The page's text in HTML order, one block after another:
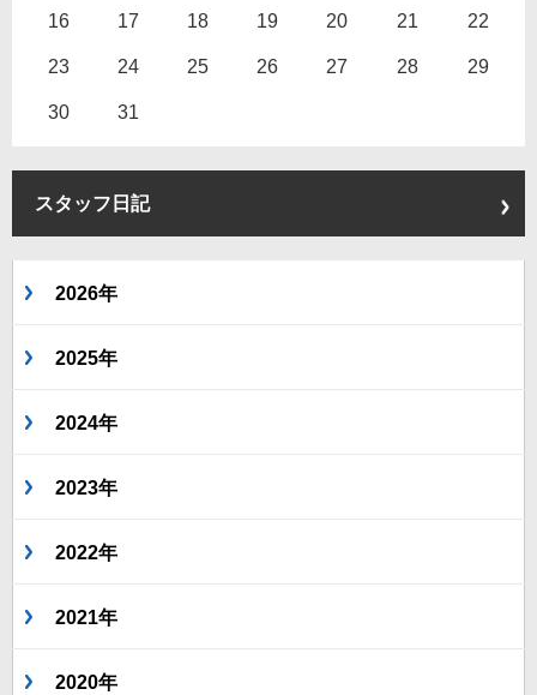
16 17 18 19 20 21 22
23 24 25 26 27 28 29
30 31
スタッフ日記
2026年
2025年
2024年
2023年
2022年
2021年
2020年